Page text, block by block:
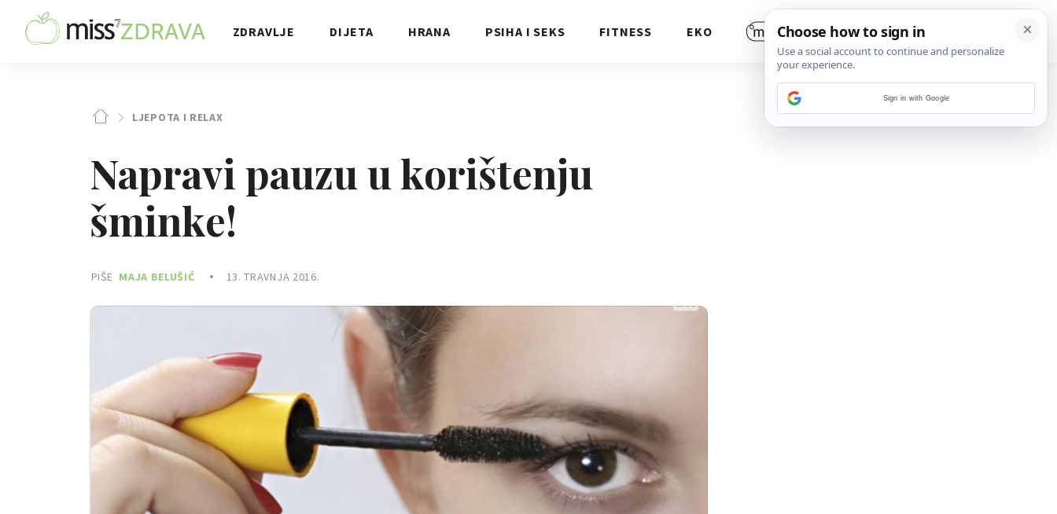
ZDRAVLJE DIJETA HRANA PSIHA I SEKS FITNESS EKO
LJEPOTA I RELAX
Napravi pauzu u korištenju
šminke!
PIŠE MAJA BELUŠIĆ 13. TRAVNJA 2016.
Sign in with Google